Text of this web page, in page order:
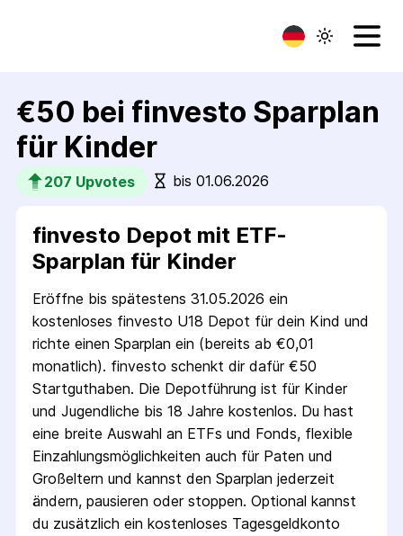
€50 bei finvesto Sparplan
für Kinder
207 Upvotes bis 01.06.2026
finvesto Depot mit ETF-
Sparplan für Kinder
Eröffne bis spätestens 31.05.2026 ein
kostenloses finvesto U18 Depot für dein Kind und
richte einen Sparplan ein (bereits ab €0,01
monatlich). finvesto schenkt dir dafür €50
Startguthaben. Die Depotführung ist für Kinder
und Jugendliche bis 18 Jahre kostenlos. Du hast
eine breite Auswahl an ETFs und Fonds, flexible
Einzahlungsmöglichkeiten auch für Paten und
Großeltern und kannst den Sparplan jederzeit
ändern, pausieren oder stoppen. Optional kannst
du zusätzlich ein kostenloses Tagesgeldkonto